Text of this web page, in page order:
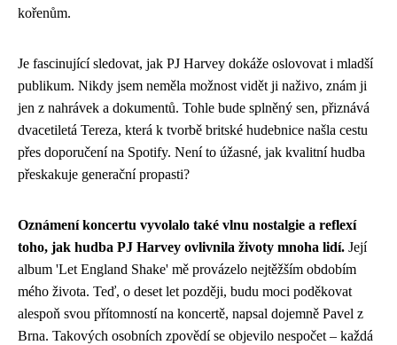
kořenům.
Je fascinující sledovat, jak PJ Harvey dokáže oslovovat i mladší
publikum. Nikdy jsem neměla možnost vidět ji naživo, znám ji
jen z nahrávek a dokumentů. Tohle bude splněný sen, přiznává
dvacetiletá Tereza, která k tvorbě britské hudebnice našla cestu
přes doporučení na Spotify. Není to úžasné, jak kvalitní hudba
přeskakuje generační propasti?
Oznámení koncertu vyvolalo také vlnu nostalgie a reflexí
toho, jak hudba PJ Harvey ovlivnila životy mnoha lidí. Její
album 'Let England Shake' mě provázelo nejtěžším obdobím
mého života. Teď, o deset let později, budu moci poděkovat
alespoň svou přítomností na koncertě, napsal dojemně Pavel z
Brna. Takových osobních zpovědí se objevilo nespočet – každá